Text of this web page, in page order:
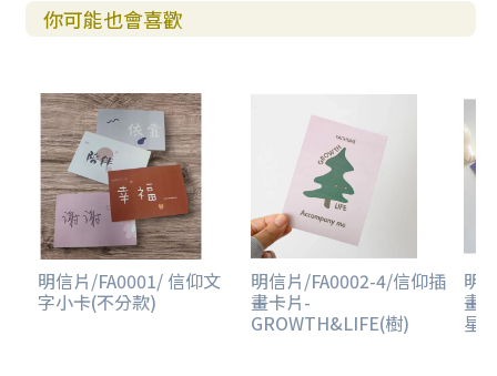
你可能也會喜歡
明信片/FA0001/ 信仰文
字小卡(不分款)
明信片/FA0002-4/信仰插
畫卡片-
GROWTH&LIFE(樹)
明
畫
星)